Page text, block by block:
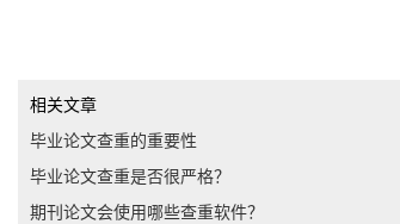
相关文章
毕业论文查重的重要性
毕业论文查重是否很严格？
期刊论文会使用哪些查重软件？